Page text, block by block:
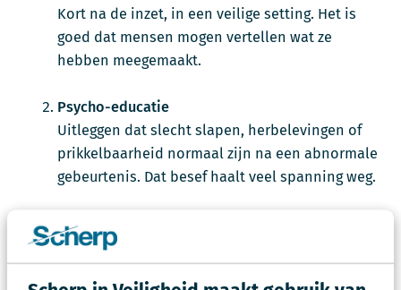
Kort na de inzet, in een veilige setting. Het is
goed dat mensen mogen vertellen wat ze
hebben meegemaakt.
Psycho-educatie
Uitleggen dat slecht slapen, herbelevingen of
prikkelbaarheid normaal zijn na een abnormale
gebeurtenis. Dat besef haalt veel spanning weg.
Checkmoment
Na een paar weken opnieuw vragen: “Hoe gaat
het nu?” Het grootste gedeelte van de mensen